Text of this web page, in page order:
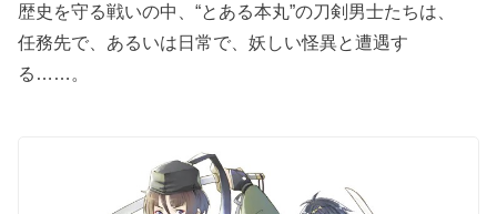
歴史を守る戦いの中、“とある本丸”の刀剣男士たちは、
任務先で、あるいは日常で、妖しい怪異と遭遇す
る……。